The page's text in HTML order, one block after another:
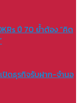
ปี 70 ย้ำต้อง “คิด
ปิดธุรกิจรับฝาก-จำนอ